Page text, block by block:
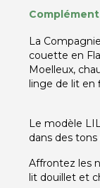
La
couette en
Moelleux,
linge de lit en
Le modèle
dans des
Affrontez les
lit douillet et